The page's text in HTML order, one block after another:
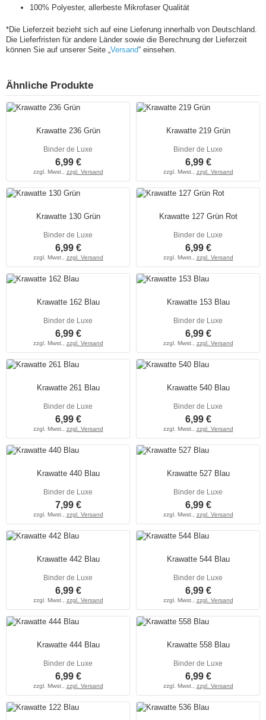
100% Polyester, allerbeste Mikrofaser Qualität
*Die Lieferzeit bezieht sich auf eine Lieferung innerhalb von Deutschland.
Die Lieferfristen für andere Länder sowie die Berechnung der Lieferzeit
können Sie auf unserer Seite „Versand“ einsehen.
Ähnliche Produkte
Krawatte 236 Grün
Binder de Luxe
6,99 €
zzgl. Mwst., zzgl. Versand
Krawatte 219 Grün
Binder de Luxe
6,99 €
zzgl. Mwst., zzgl. Versand
Krawatte 130 Grün
Binder de Luxe
6,99 €
zzgl. Mwst., zzgl. Versand
Krawatte 127 Grün Rot
Binder de Luxe
6,99 €
zzgl. Mwst., zzgl. Versand
Krawatte 162 Blau
Binder de Luxe
6,99 €
zzgl. Mwst., zzgl. Versand
Krawatte 153 Blau
Binder de Luxe
6,99 €
zzgl. Mwst., zzgl. Versand
Krawatte 261 Blau
Binder de Luxe
6,99 €
zzgl. Mwst., zzgl. Versand
Krawatte 540 Blau
Binder de Luxe
6,99 €
zzgl. Mwst., zzgl. Versand
Krawatte 440 Blau
Binder de Luxe
7,99 €
zzgl. Mwst., zzgl. Versand
Krawatte 527 Blau
Binder de Luxe
6,99 €
zzgl. Mwst., zzgl. Versand
Krawatte 442 Blau
Binder de Luxe
6,99 €
zzgl. Mwst., zzgl. Versand
Krawatte 544 Blau
Binder de Luxe
6,99 €
zzgl. Mwst., zzgl. Versand
Krawatte 444 Blau
Binder de Luxe
6,99 €
zzgl. Mwst., zzgl. Versand
Krawatte 558 Blau
Binder de Luxe
6,99 €
zzgl. Mwst., zzgl. Versand